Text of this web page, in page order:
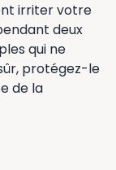
irriter votre
deux
qui ne
protégez-le
de la